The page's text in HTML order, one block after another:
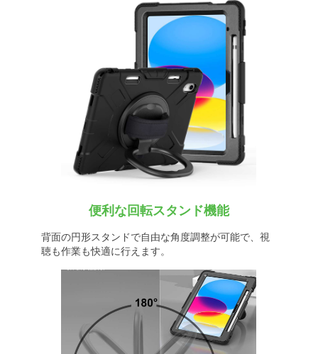
便利な回転スタンド機能
背面の円形スタンドで自由な角度調整が可能で、視
聴も作業も快適に行えます。